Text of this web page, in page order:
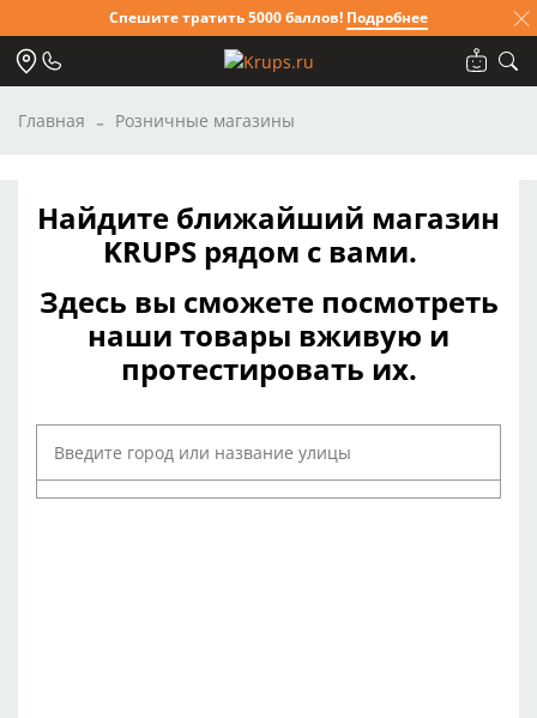
Спешите тратить 5000 баллов! Подробнее
Главная Розничные магазины
Найдите ближайший магазин
KRUPS рядом с вами.
Здесь вы сможете посмотреть
наши товары вживую и
протестировать их.